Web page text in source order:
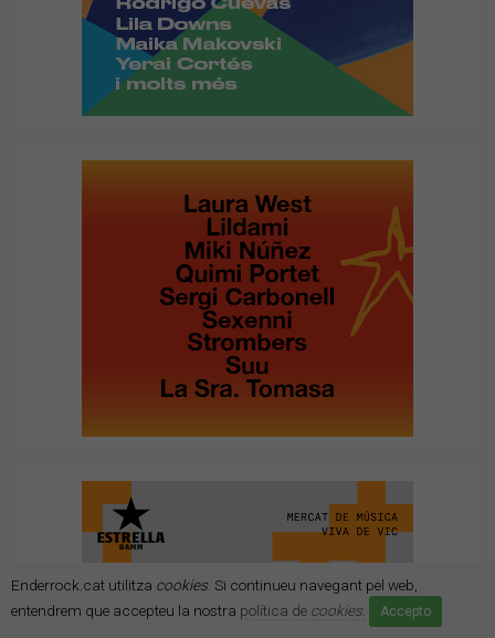
Enderrock.cat utilitza cookies. Si continueu navegant pel web,
entendrem que accepteu la nostra política de cookies. Accepto